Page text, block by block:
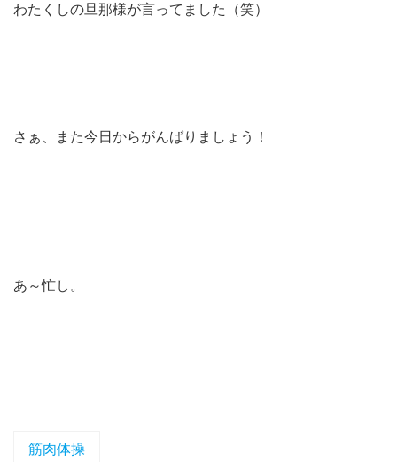
わたくしの旦那様が言ってました（笑）
さぁ、また今日からがんばりましょう！
あ～忙し。
筋肉体操